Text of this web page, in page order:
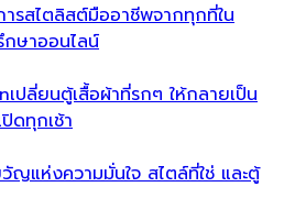
ารสไตลิสต์มืออาชีพจากทุกที่ใน
กษาออนไลน์
เปลี่ยนตู้เสื้อผ้าที่รกๆ ให้กลายเป็น
ดทุกเช้า
ญแห่งความมั่นใจ สไตล์ที่ใช่ และตู้